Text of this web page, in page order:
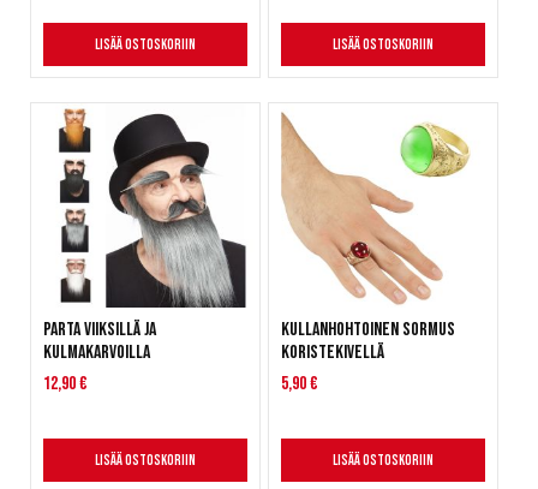
Lisää ostoskoriin Lisää ostoskoriin
Parta viiksillä ja
kulmakarvoilla
12,90 €
Lisää ostoskoriin
Kullanhohtoinen sormus
koristekivellä
5,90 €
Lisää ostoskoriin